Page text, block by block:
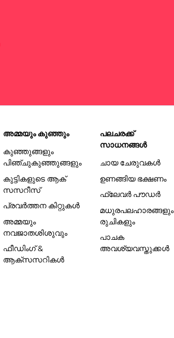
അമ്മയും കുഞ്ഞും
കുഞ്ഞുങ്ങളും
പിഞ്ചുകുഞ്ഞുങ്ങളും
കുട്ടികളുടെ ആക്
സസറീസ്
പ്രവർത്തന കിറ്റുകൾ
അമ്മയും
നവജാതശിശുവും
ഫീഡിംഗ് &
ആക്സസറികൾ
പലചരക്ക്
സാധനങ്ങൾ
ചായ ചേരുവകൾ
ഉണങ്ങിയ ഭക്ഷണം
ഫ്ലേവർ പൗഡർ
മധുരപലഹാരങ്ങളും
രുചികളും
പാചക
അവശ്യവസ്തുക്കൾ